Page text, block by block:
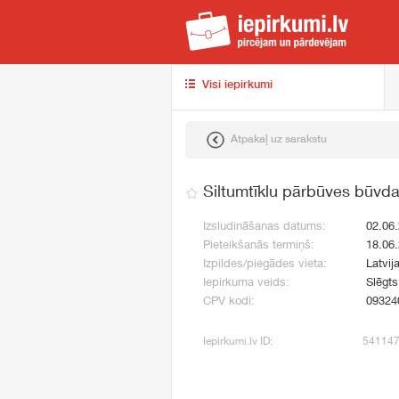
Visi iepirkumi
Atpakaļ uz sarakstu
Siltumtīklu pārbūves
Izsludināšanas datums:
Pieteikšanās termiņš:
Izpildes/piegādes vieta:
Iepirkuma veids:
CPV kodi:
Iepirkumi.lv ID: